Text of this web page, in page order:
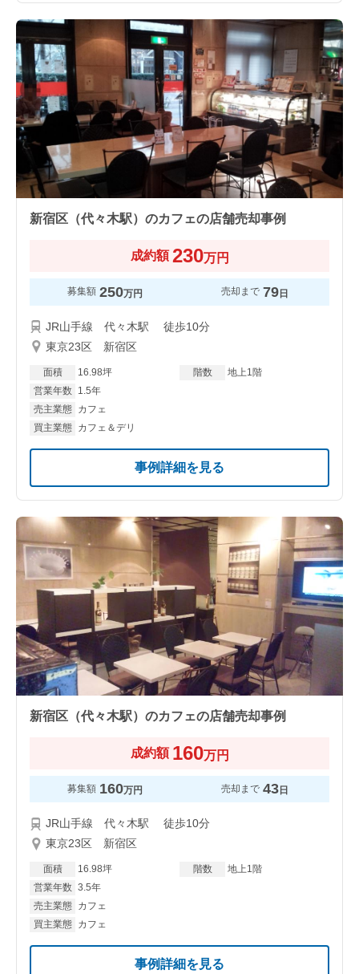
新宿区（代々木駅）のカフェの店舗売却事例
成約額 230万円
募集額 250万円 売却まで 79日
JR山手線 代々木駅 徒歩10分
東京23区 新宿区
面積 16.98坪 階数
地上1階
営業年数
1.5年
売主業態
カフェ
買主業態
カフェ＆デリ
事例詳細を見る
新宿区（代々木駅）のカフェの店舗売却事例
成約額 160万円
募集額 160万円 売却まで 43日
JR山手線 代々木駅 徒歩10分
東京23区 新宿区
面積 16.98坪 階数
地上1階
営業年数 3.5年
売主業態
カフェ
買主業態
カフェ
事例詳細を見る